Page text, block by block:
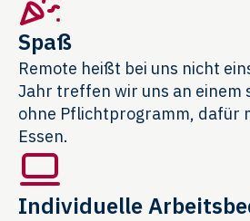
Spaß
Remote heißt bei uns nicht
Jahr treffen wir uns an einem
ohne Pflichtprogramm, dafür
Essen.
Individuelle